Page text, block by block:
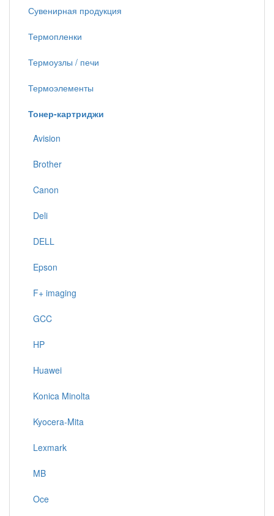
Сувенирная продукция
Термопленки
Термоузлы / печи
Термоэлементы
Тонер-картриджи
Avision
Brother
Canon
Deli
DELL
Epson
F+ imaging
GCC
HP
Huawei
Konica Minolta
Kyocera-Mita
Lexmark
MB
Oce